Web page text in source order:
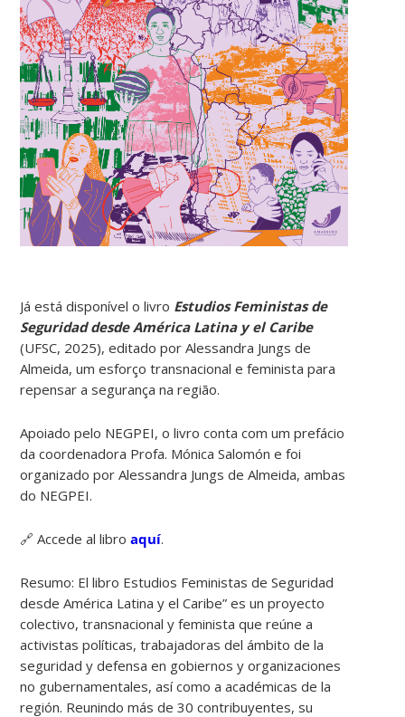
Já está disponível o livro Estudios Feministas de
Seguridad desde América Latina y el Caribe
(UFSC, 2025), editado por Alessandra Jungs de
Almeida, um esforço transnacional e feminista para
repensar a segurança na região.
Apoiado pelo NEGPEI, o livro conta com um prefácio
da coordenadora Profa. Mónica Salomón e foi
organizado por Alessandra Jungs de Almeida, ambas
do NEGPEI.
🔗 Accede al libroaquí.
Resumo: El libro Estudios Feministas de Seguridad
desde América Latina y el Caribe” es un proyecto
colectivo, transnacional y feminista que reúne a
activistas políticas, trabajadoras del ámbito de la
seguridad y defensa en gobiernos y organizaciones
no gubernamentales, así como a académicas de la
región. Reunindo más de 30 contribuyentes, su